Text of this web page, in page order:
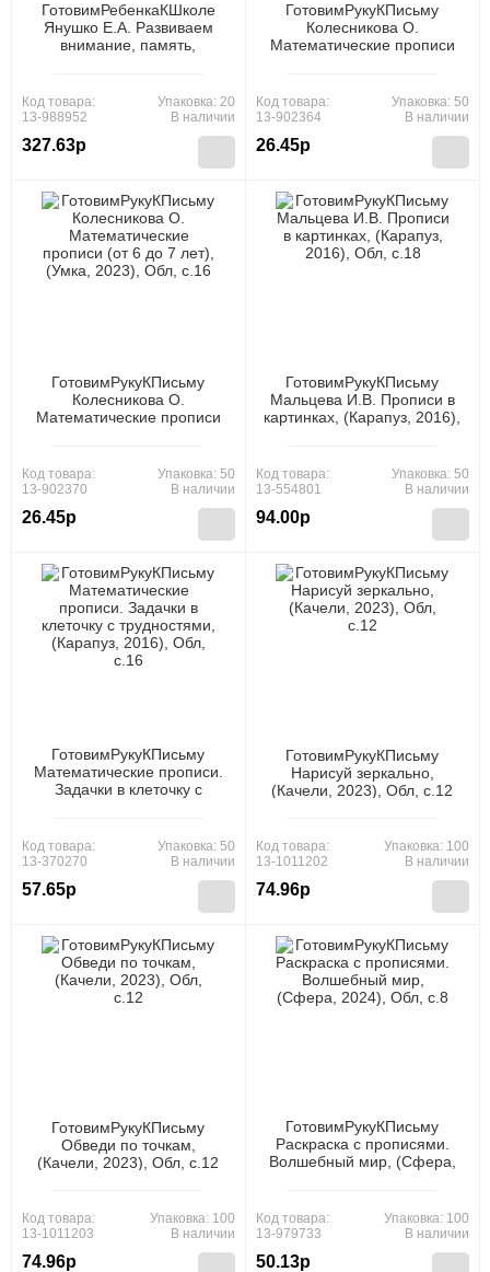
ГотовимРебенкаКШколе
Янушко Е.А. Развиваем
внимание, память,
Обл, c.64
Код товара:
13-988952
327.63р
Упаковка: 20
В наличии
ГотовимРукуКПисьму
Колесникова О.
Математические прописи
Код товара:
13-902364
26.45р
Упаковка: 50
В наличии
ГотовимРукуКПисьму
Колесникова О.
Математические прописи
Код товара:
13-902370
26.45р
Упаковка: 50
В наличии
ГотовимРукуКПисьму
Мальцева И.В. Прописи в
картинках, (Карапуз, 2016),
Код товара:
13-554801
94.00р
Упаковка: 50
В наличии
ГотовимРукуКПисьму
Математические прописи.
Задачки в клеточку с
Код товара:
13-370270
57.65р
Упаковка: 50
В наличии
ГотовимРукуКПисьму
Нарисуй зеркально,
(Качели, 2023), Обл, c.12
Код товара:
13-1011202
74.96р
Упаковка: 100
В наличии
ГотовимРукуКПисьму
Обведи по точкам,
(Качели, 2023), Обл, c.12
Код товара:
13-1011203
74.96р
Упаковка: 100
В наличии
ГотовимРукуКПисьму
Раскраска с прописями.
Волшебный мир, (Сфера,
Код товара:
13-979733
50.13р
Упаковка: 100
В наличии